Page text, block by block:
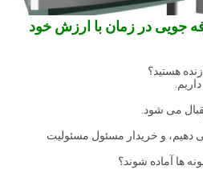
جویی در زمان با ارزش خود
می شود.
دهیم، و خریدار مسئول مسئولیت